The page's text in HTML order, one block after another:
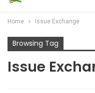
Home Issue Exchange
Browsing Tag
Issue